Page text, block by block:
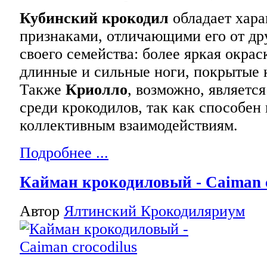
Кубинский крокодил обладает
признаками, отличающими его от
своего семейства: более яркая
длинные и сильные ноги, покрытые
Также Криолло, возможно,
среди крокодилов, так как
коллективным взаимодействиям.
Подробнее ...
Кайман крокодиловый - Caiman
Автор Ялтинский Крокодиляриум